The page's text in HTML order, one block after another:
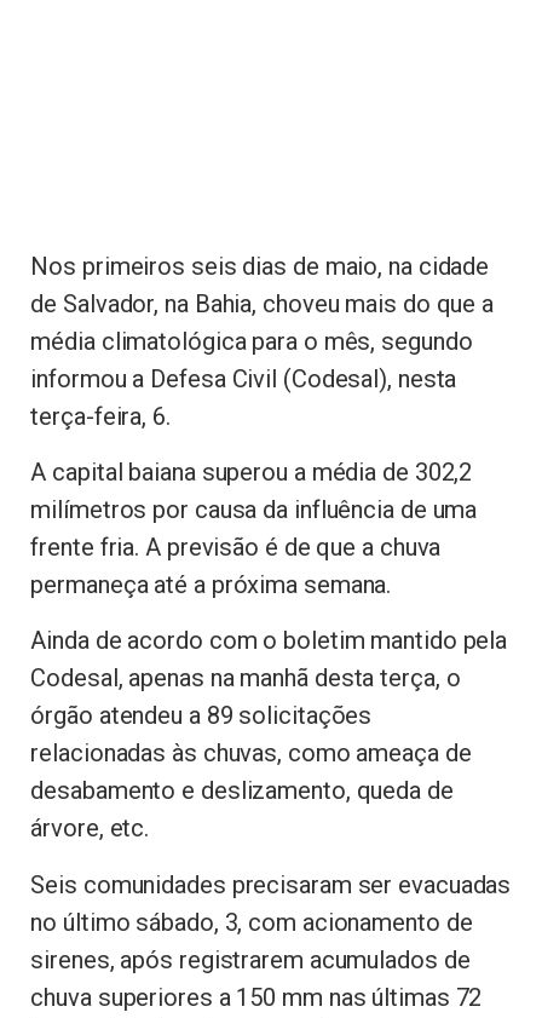
Nos primeiros seis dias de maio, na cidade
de Salvador, na Bahia, choveu mais do que a
média climatológica para o mês, segundo
informou a Defesa Civil (Codesal), nesta
terça-feira, 6.
A capital baiana superou a média de 302,2
milímetros por causa da influência de uma
frente fria. A previsão é de que a chuva
permaneça até a próxima semana.
Ainda de acordo com o boletim mantido pela
Codesal, apenas na manhã desta terça, o
órgão atendeu a 89 solicitações
relacionadas às chuvas, como ameaça de
desabamento e deslizamento, queda de
árvore, etc.
Seis comunidades precisaram ser evacuadas
no último sábado, 3, com acionamento de
sirenes, após registrarem acumulados de
chuva superiores a 150 mm nas últimas 72